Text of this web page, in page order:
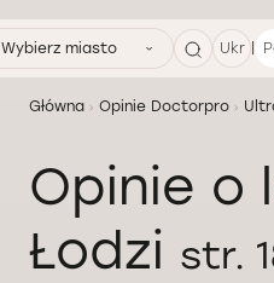
Wybierz miasto Ukr |
Główna Opinie Doctorpro
Opinie o
Łodzi str.